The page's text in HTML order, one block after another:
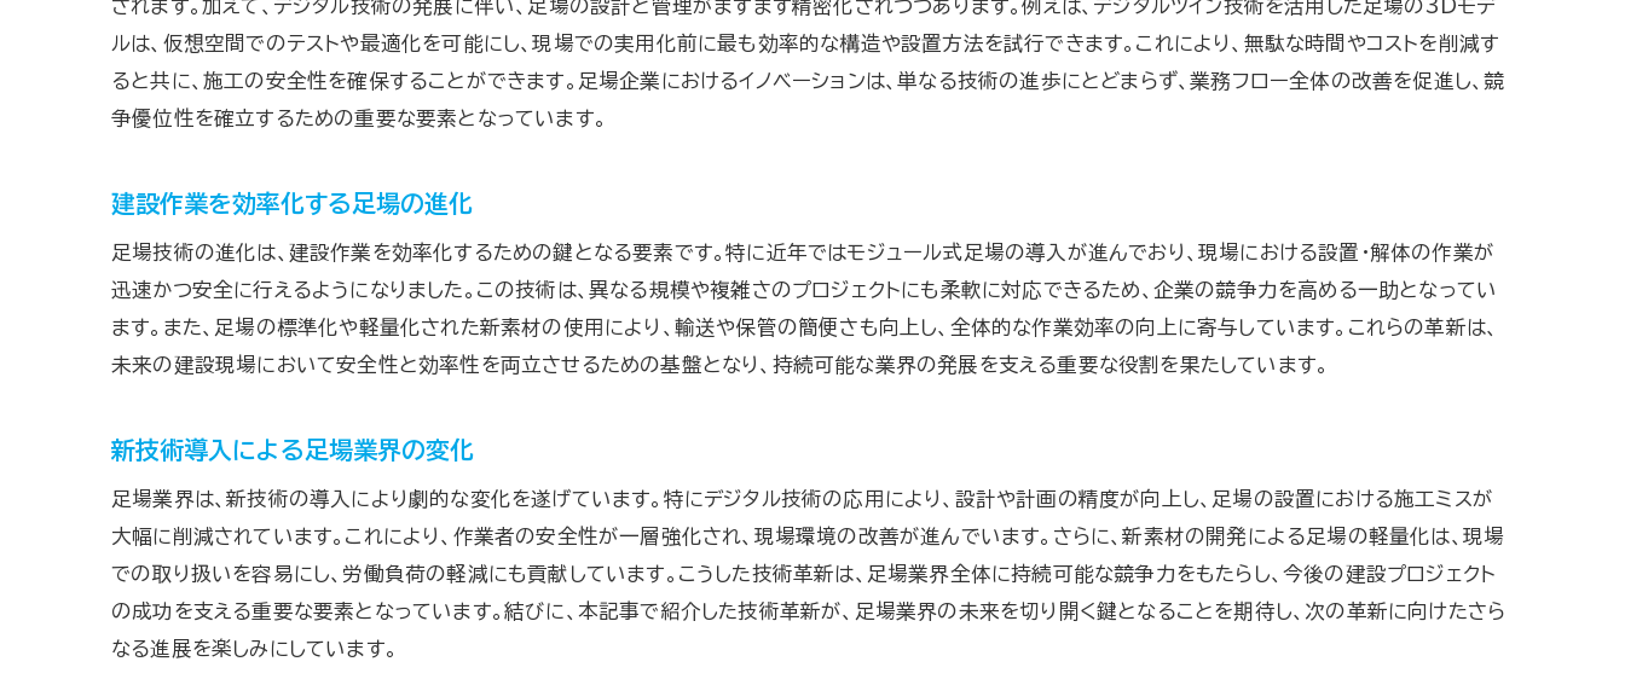
データ解析が足場管理に与える影響
リアルタイムモニタリングの重要性
データドリブンな足場企業の未来
デジタルツイン技術が導く足場の新時代
デジタルツインで実現する足場の革新
仮想環境での足場設計とその利点
デジタルツインがもたらす作業効率の向上
次世代足場を支えるデジタル技術の展望
自動化技術の導入で足場設置がもっと簡単に
されます。加えて、デジタル技術の発展に伴い、足場の設計と管理がますます精密化されつつあります。例えば、デジタルツイン技術を活用した足場の3Dモデ
ルは、仮想空間でのテストや最適化を可能にし、現場での実用化前に最も効率的な構造や設置方法を試行できます。これにより、無駄な時間やコストを削減す
ると共に、施工の安全性を確保することができます。足場企業におけるイノベーションは、単なる技術の進歩にとどまらず、業務フロー全体の改善を促進し、競
争優位性を確立するための重要な要素となっています。
建設作業を効率化する足場の進化
足場技術の進化は、建設作業を効率化するための鍵となる要素です。特に近年ではモジュール式足場の導入が進んでおり、現場における設置・解体の作業が
迅速かつ安全に行えるようになりました。この技術は、異なる規模や複雑さのプロジェクトにも柔軟に対応できるため、企業の競争力を高める一助となってい
ます。また、足場の標準化や軽量化された新素材の使用により、輸送や保管の簡便さも向上し、全体的な作業効率の向上に寄与しています。これらの革新は、
未来の建設現場において安全性と効率性を両立させるための基盤となり、持続可能な業界の発展を支える重要な役割を果たしています。
新技術導入による足場業界の変化
足場業界は、新技術の導入により劇的な変化を遂げています。特にデジタル技術の応用により、設計や計画の精度が向上し、足場の設置における施工ミスが
大幅に削減されています。これにより、作業者の安全性が一層強化され、現場環境の改善が進んでいます。さらに、新素材の開発による足場の軽量化は、現場
での取り扱いを容易にし、労働負荷の軽減にも貢献しています。こうした技術革新は、足場業界全体に持続可能な競争力をもたらし、今後の建設プロジェクト
の成功を支える重要な要素となっています。結びに、本記事で紹介した技術革新が、足場業界の未来を切り開く鍵となることを期待し、次の革新に向けたさら
なる進展を楽しみにしています。